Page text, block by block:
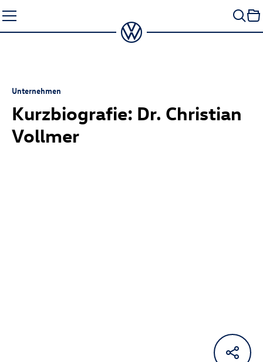
Seiteninhalt
springen
Unternehmen
Kurzbiografie: Dr. Christian
Vollmer